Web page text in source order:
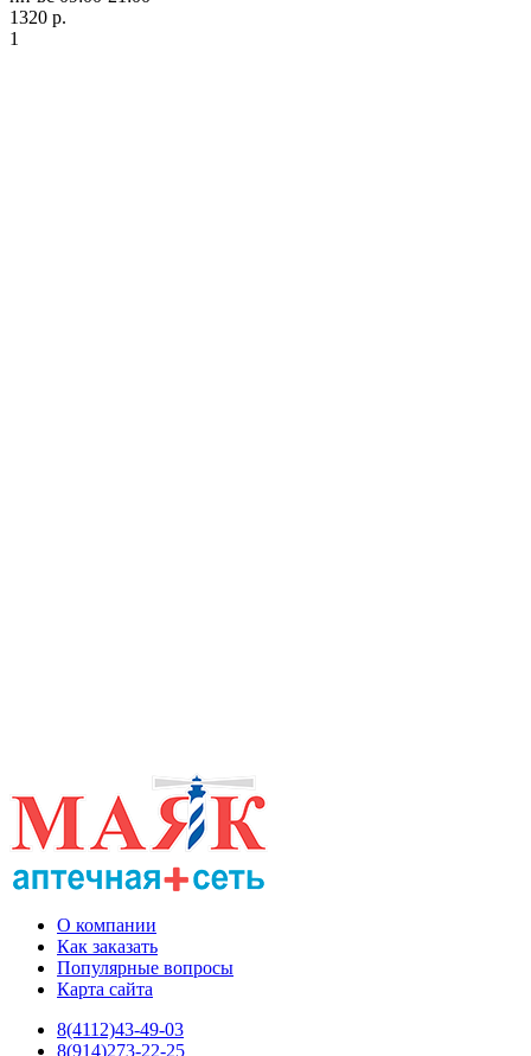
1320 р.
1
О компании
Как заказать
Популярные вопросы
Карта сайта
8(4112)43-49-03
8(914)273-22-25